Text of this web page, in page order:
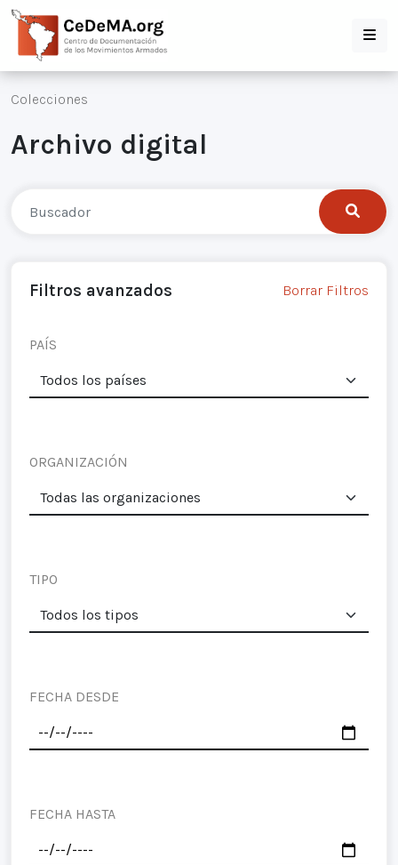
Colecciones
Archivo digital
Filtros avanzados Borrar Filtros
PAÍS
ORGANIZACIÓN
TIPO
FECHA DESDE
FECHA HASTA